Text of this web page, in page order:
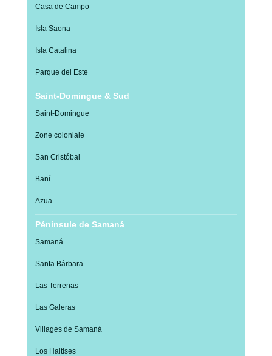
Casa de Campo
Isla Saona
Isla Catalina
Parque del Este
Saint-Domingue & Sud
Saint-Domingue
Zone coloniale
San Cristóbal
Baní
Azua
Péninsule de Samaná
Samaná
Santa Bárbara
Las Terrenas
Las Galeras
Villages de Samaná
Los Haitises